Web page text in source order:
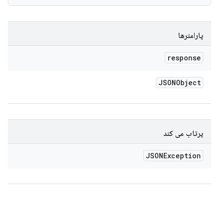
پارامترها
response
JSONObject
پرتاب می کند
JSONException